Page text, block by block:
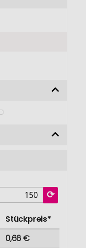
Stückpreis*
0,66 €